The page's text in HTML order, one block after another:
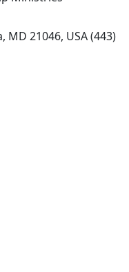
, MD 21046, USA(443)